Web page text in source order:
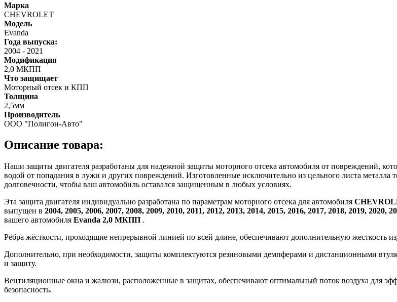
Марка
CHEVROLET
Модель
Evanda
Года выпуска:
2004 - 2021
Модификация
2,0 МКПП
Что защищает
Моторный отсек и КПП
Толщина
2,5мм
Производитель
ООО "Полигон-Авто"
Описание товара:
Наши защиты двигателя разработаны для надежной защиты моторного отсека автомобиля от повреждений,
водой от попадания в лужи и других повреждений. Изготовленные исключительно из цельного листа
долговечности, чтобы ваш автомобиль оставался защищенным в любых условиях.
Эта защита двигателя индивидуально разработана по параметрам моторного отсека для автомобиля
выпущен в 2004, 2005, 2006, 2007, 2008, 2009, 2010, 2011, 2012, 2013, 2014, 2015, 2016, 2017, 2018, 2019, 2020,
вашего автомобиля Evanda 2,0 МКПП .
Рёбра жёсткости, проходящие непрерывной линией по всей длине, обеспечивают дополнительную жесткость
Дополнительно, при необходимости, защиты комплектуются резиновыми демпферами и дистанционными
и защиту.
Вентиляционные окна и жалюзи, расположенные в защитах, обеспечивают оптимальный поток воздуха для
безопасность.